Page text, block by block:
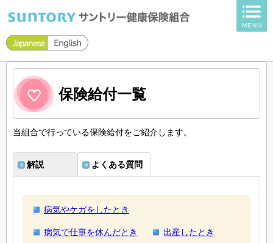
MENU
保険給付一覧
当組合で行っている保険給付をご紹介します。
解説 よくある質問
病気やケガをしたとき
病気で仕事を休んだとき 出産したとき